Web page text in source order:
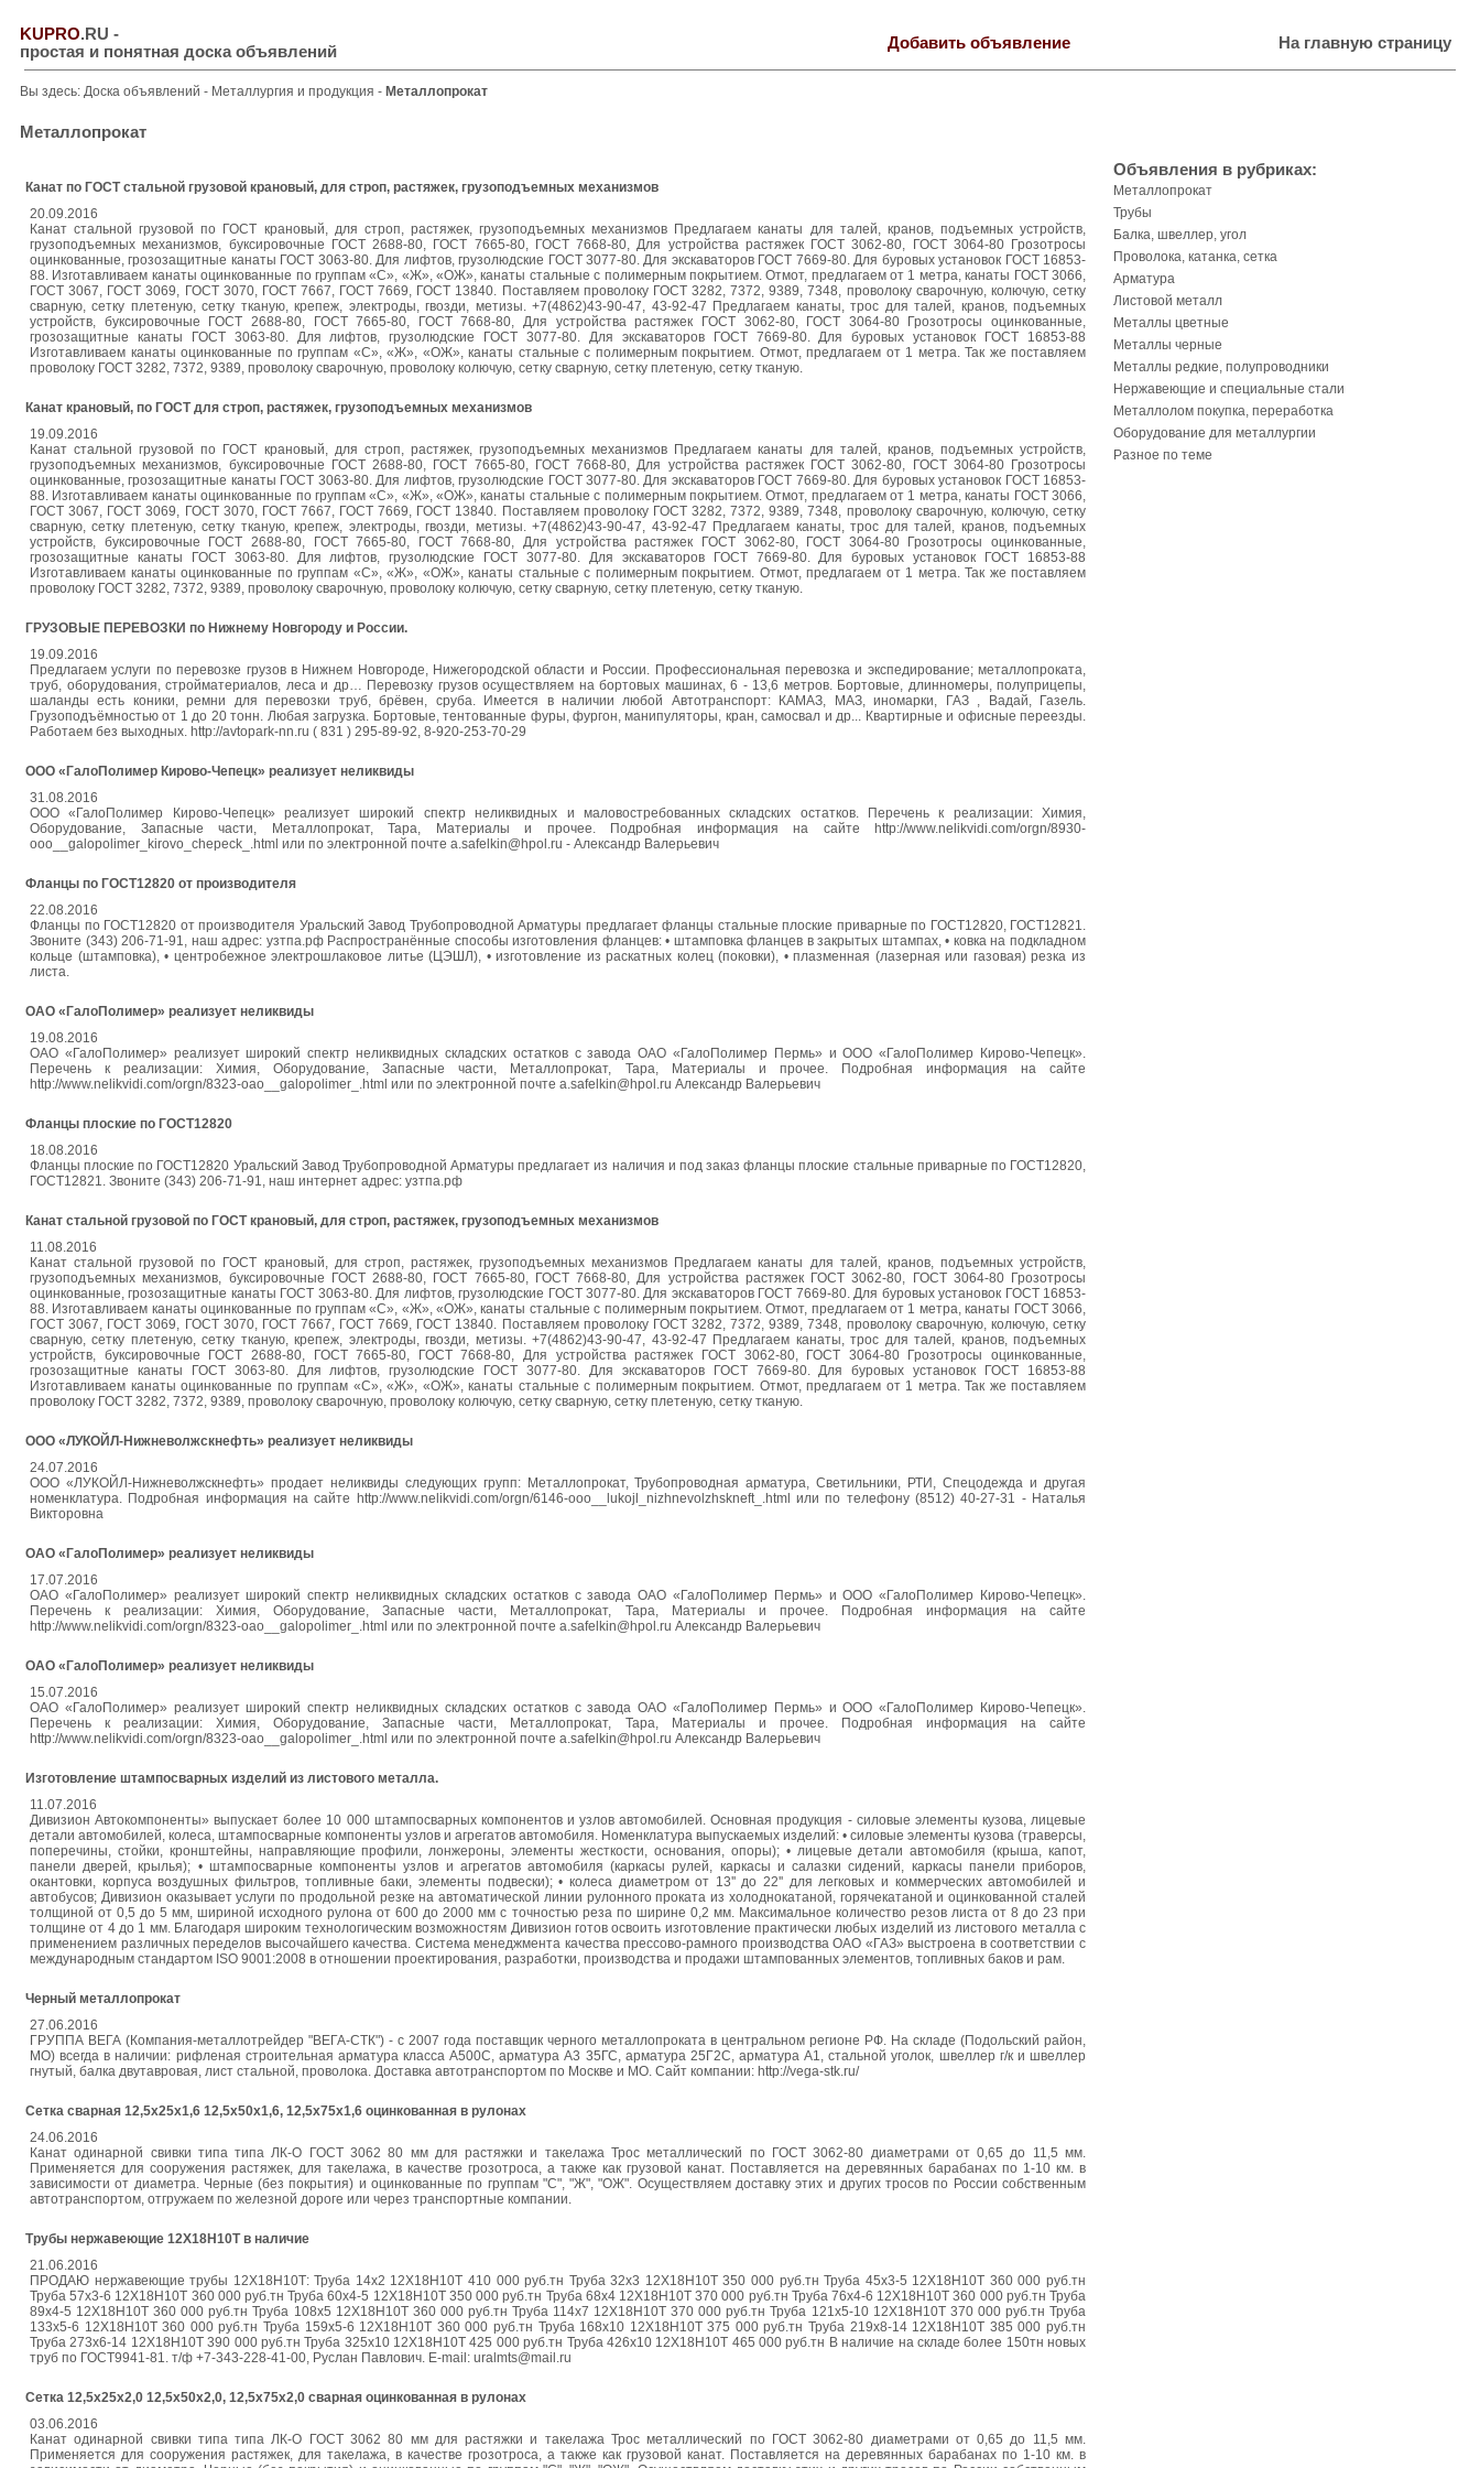
KUPRO.RU -
простая и понятная доска объявлений
Добавить объявление На главную страницу
Вы здесь: Доска объявлений - Металлургия и продукция - Металлопрокат
Металлопрокат
Канат по ГОСТ стальной грузовой крановый, для строп, растяжек, грузоподъемных механизмов
20.09.2016
Канат стальной грузовой по ГОСТ крановый, для строп, растяжек, грузоподъемных механизмов Предлагаем канаты для талей, кранов, подъемных устройств,
грузоподъемных механизмов, буксировочные ГОСТ 2688-80, ГОСТ 7665-80, ГОСТ 7668-80, Для устройства растяжек ГОСТ 3062-80, ГОСТ 3064-80 Грозотросы
оцинкованные, грозозащитные канаты ГОСТ 3063-80. Для лифтов, грузолюдские ГОСТ 3077-80. Для экскаваторов ГОСТ 7669-80. Для буровых установок ГОСТ 16853-
88. Изготавливаем канаты оцинкованные по группам «С», «Ж», «ОЖ», канаты стальные с полимерным покрытием. Отмот, предлагаем от 1 метра, канаты ГОСТ 3066,
ГОСТ 3067, ГОСТ 3069, ГОСТ 3070, ГОСТ 7667, ГОСТ 7669, ГОСТ 13840. Поставляем проволоку ГОСТ 3282, 7372, 9389, 7348, проволоку сварочную, колючую, сетку
сварную, сетку плетеную, сетку тканую, крепеж, электроды, гвозди, метизы. +7(4862)43-90-47, 43-92-47 Предлагаем канаты, трос для талей, кранов, подъемных
устройств, буксировочные ГОСТ 2688-80, ГОСТ 7665-80, ГОСТ 7668-80, Для устройства растяжек ГОСТ 3062-80, ГОСТ 3064-80 Грозотросы оцинкованные,
грозозащитные канаты ГОСТ 3063-80. Для лифтов, грузолюдские ГОСТ 3077-80. Для экскаваторов ГОСТ 7669-80. Для буровых установок ГОСТ 16853-88
Изготавливаем канаты оцинкованные по группам «С», «Ж», «ОЖ», канаты стальные с полимерным покрытием. Отмот, предлагаем от 1 метра. Так же поставляем
проволоку ГОСТ 3282, 7372, 9389, проволоку сварочную, проволоку колючую, сетку сварную, сетку плетеную, сетку тканую.
Канат крановый, по ГОСТ для строп, растяжек, грузоподъемных механизмов
19.09.2016
Канат стальной грузовой по ГОСТ крановый, для строп, растяжек, грузоподъемных механизмов Предлагаем канаты для талей, кранов, подъемных устройств,
грузоподъемных механизмов, буксировочные ГОСТ 2688-80, ГОСТ 7665-80, ГОСТ 7668-80, Для устройства растяжек ГОСТ 3062-80, ГОСТ 3064-80 Грозотросы
оцинкованные, грозозащитные канаты ГОСТ 3063-80. Для лифтов, грузолюдские ГОСТ 3077-80. Для экскаваторов ГОСТ 7669-80. Для буровых установок ГОСТ 16853-
88. Изготавливаем канаты оцинкованные по группам «С», «Ж», «ОЖ», канаты стальные с полимерным покрытием. Отмот, предлагаем от 1 метра, канаты ГОСТ 3066,
ГОСТ 3067, ГОСТ 3069, ГОСТ 3070, ГОСТ 7667, ГОСТ 7669, ГОСТ 13840. Поставляем проволоку ГОСТ 3282, 7372, 9389, 7348, проволоку сварочную, колючую, сетку
сварную, сетку плетеную, сетку тканую, крепеж, электроды, гвозди, метизы. +7(4862)43-90-47, 43-92-47 Предлагаем канаты, трос для талей, кранов, подъемных
устройств, буксировочные ГОСТ 2688-80, ГОСТ 7665-80, ГОСТ 7668-80, Для устройства растяжек ГОСТ 3062-80, ГОСТ 3064-80 Грозотросы оцинкованные,
грозозащитные канаты ГОСТ 3063-80. Для лифтов, грузолюдские ГОСТ 3077-80. Для экскаваторов ГОСТ 7669-80. Для буровых установок ГОСТ 16853-88
Изготавливаем канаты оцинкованные по группам «С», «Ж», «ОЖ», канаты стальные с полимерным покрытием. Отмот, предлагаем от 1 метра. Так же поставляем
проволоку ГОСТ 3282, 7372, 9389, проволоку сварочную, проволоку колючую, сетку сварную, сетку плетеную, сетку тканую.
ГРУЗОВЫЕ ПЕРЕВОЗКИ по Нижнему Новгороду и России.
19.09.2016
Предлагаем услуги по перевозке грузов в Нижнем Новгороде, Нижегородской области и России. Профессиональная перевозка и экспедирование; металлопроката,
труб, оборудования, стройматериалов, леса и др… Перевозку грузов осуществляем на бортовых машинах, 6 - 13,6 метров. Бортовые, длинномеры, полуприцепы,
шаланды есть коники, ремни для перевозки труб, брёвен, сруба. Имеется в наличии любой Автотранспорт: КАМАЗ, МАЗ, иномарки, ГАЗ , Вадай, Газель.
Грузоподъёмностью от 1 до 20 тонн. Любая загрузка. Бортовые, тентованные фуры, фургон, манипуляторы, кран, самосвал и др... Квартирные и офисные переезды.
Работаем без выходных. http://avtopark-nn.ru ( 831 ) 295-89-92, 8-920-253-70-29
ООО «ГалоПолимер Кирово-Чепецк» реализует неликвиды
31.08.2016
ООО «ГалоПолимер Кирово-Чепецк» реализует широкий спектр неликвидных и маловостребованных складских остатков. Перечень к реализации: Химия,
Оборудование, Запасные части, Металлопрокат, Тара, Материалы и прочее. Подробная информация на сайте http://www.nelikvidi.com/orgn/8930-
ooo__galopolimer_kirovo_chepeck_.html или по электронной почте a.safelkin@hpol.ru - Александр Валерьевич
Фланцы по ГОСТ12820 от производителя
22.08.2016
Фланцы по ГОСТ12820 от производителя Уральский Завод Трубопроводной Арматуры предлагает фланцы стальные плоские приварные по ГОСТ12820, ГОСТ12821.
Звоните (343) 206-71-91, наш адрес: узтпа.рф Распространённые способы изготовления фланцев: • штамповка фланцев в закрытых штампах, • ковка на подкладном
кольце (штамповка), • центробежное электрошлаковое литье (ЦЭШЛ), • изготовление из раскатных колец (поковки), • плазменная (лазерная или газовая) резка из
листа.
ОАО «ГалоПолимер» реализует неликвиды
19.08.2016
ОАО «ГалоПолимер» реализует широкий спектр неликвидных складских остатков с завода ОАО «ГалоПолимер Пермь» и ООО «ГалоПолимер Кирово-Чепецк».
Перечень к реализации: Химия, Оборудование, Запасные части, Металлопрокат, Тара, Материалы и прочее. Подробная информация на сайте
http://www.nelikvidi.com/orgn/8323-oao__galopolimer_.html или по электронной почте a.safelkin@hpol.ru Александр Валерьевич
Фланцы плоские по ГОСТ12820
18.08.2016
Фланцы плоские по ГОСТ12820 Уральский Завод Трубопроводной Арматуры предлагает из наличия и под заказ фланцы плоские стальные приварные по ГОСТ12820,
ГОСТ12821. Звоните (343) 206-71-91, наш интернет адрес: узтпа.рф
Канат стальной грузовой по ГОСТ крановый, для строп, растяжек, грузоподъемных механизмов
11.08.2016
Канат стальной грузовой по ГОСТ крановый, для строп, растяжек, грузоподъемных механизмов Предлагаем канаты для талей, кранов, подъемных устройств,
грузоподъемных механизмов, буксировочные ГОСТ 2688-80, ГОСТ 7665-80, ГОСТ 7668-80, Для устройства растяжек ГОСТ 3062-80, ГОСТ 3064-80 Грозотросы
оцинкованные, грозозащитные канаты ГОСТ 3063-80. Для лифтов, грузолюдские ГОСТ 3077-80. Для экскаваторов ГОСТ 7669-80. Для буровых установок ГОСТ 16853-
88. Изготавливаем канаты оцинкованные по группам «С», «Ж», «ОЖ», канаты стальные с полимерным покрытием. Отмот, предлагаем от 1 метра, канаты ГОСТ 3066,
ГОСТ 3067, ГОСТ 3069, ГОСТ 3070, ГОСТ 7667, ГОСТ 7669, ГОСТ 13840. Поставляем проволоку ГОСТ 3282, 7372, 9389, 7348, проволоку сварочную, колючую, сетку
сварную, сетку плетеную, сетку тканую, крепеж, электроды, гвозди, метизы. +7(4862)43-90-47, 43-92-47 Предлагаем канаты, трос для талей, кранов, подъемных
устройств, буксировочные ГОСТ 2688-80, ГОСТ 7665-80, ГОСТ 7668-80, Для устройства растяжек ГОСТ 3062-80, ГОСТ 3064-80 Грозотросы оцинкованные,
грозозащитные канаты ГОСТ 3063-80. Для лифтов, грузолюдские ГОСТ 3077-80. Для экскаваторов ГОСТ 7669-80. Для буровых установок ГОСТ 16853-88
Изготавливаем канаты оцинкованные по группам «С», «Ж», «ОЖ», канаты стальные с полимерным покрытием. Отмот, предлагаем от 1 метра. Так же поставляем
проволоку ГОСТ 3282, 7372, 9389, проволоку сварочную, проволоку колючую, сетку сварную, сетку плетеную, сетку тканую.
ООО «ЛУКОЙЛ-Нижневолжскнефть» реализует неликвиды
24.07.2016
ООО «ЛУКОЙЛ-Нижневолжскнефть» продает неликвиды следующих групп: Металлопрокат, Трубопроводная арматура, Светильники, РТИ, Спецодежда и другая
номенклатура. Подробная информация на сайте http://www.nelikvidi.com/orgn/6146-ooo__lukojl_nizhnevolzhskneft_.html или по телефону (8512) 40-27-31 - Наталья
Викторовна
ОАО «ГалоПолимер» реализует неликвиды
17.07.2016
ОАО «ГалоПолимер» реализует широкий спектр неликвидных складских остатков с завода ОАО «ГалоПолимер Пермь» и ООО «ГалоПолимер Кирово-Чепецк».
Перечень к реализации: Химия, Оборудование, Запасные части, Металлопрокат, Тара, Материалы и прочее. Подробная информация на сайте
http://www.nelikvidi.com/orgn/8323-oao__galopolimer_.html или по электронной почте a.safelkin@hpol.ru Александр Валерьевич
ОАО «ГалоПолимер» реализует неликвиды
15.07.2016
ОАО «ГалоПолимер» реализует широкий спектр неликвидных складских остатков с завода ОАО «ГалоПолимер Пермь» и ООО «ГалоПолимер Кирово-Чепецк».
Перечень к реализации: Химия, Оборудование, Запасные части, Металлопрокат, Тара, Материалы и прочее. Подробная информация на сайте
http://www.nelikvidi.com/orgn/8323-oao__galopolimer_.html или по электронной почте a.safelkin@hpol.ru Александр Валерьевич
Изготовление штампосварных изделий из листового металла.
11.07.2016
Дивизион Автокомпоненты» выпускает более 10 000 штампосварных компонентов и узлов автомобилей. Основная продукция - силовые элементы кузова, лицевые
детали автомобилей, колеса, штампосварные компоненты узлов и агрегатов автомобиля. Номенклатура выпускаемых изделий: • силовые элементы кузова (траверсы,
поперечины, стойки, кронштейны, направляющие профили, лонжероны, элементы жесткости, основания, опоры); • лицевые детали автомобиля (крыша, капот,
панели дверей, крылья); • штампосварные компоненты узлов и агрегатов автомобиля (каркасы рулей, каркасы и салазки сидений, каркасы панели приборов,
окантовки, корпуса воздушных фильтров, топливные баки, элементы подвески); • колеса диаметром от 13'' до 22'' для легковых и коммерческих автомобилей и
автобусов; Дивизион оказывает услуги по продольной резке на автоматической линии рулонного проката из холоднокатаной, горячекатаной и оцинкованной сталей
толщиной от 0,5 до 5 мм, шириной исходного рулона от 600 до 2000 мм с точностью реза по ширине 0,2 мм. Максимальное количество резов листа от 8 до 23 при
толщине от 4 до 1 мм. Благодаря широким технологическим возможностям Дивизион готов освоить изготовление практически любых изделий из листового металла с
применением различных переделов высочайшего качества. Система менеджмента качества прессово-рамного производства ОАО «ГАЗ» выстроена в соответствии с
международным стандартом ISO 9001:2008 в отношении проектирования, разработки, производства и продажи штампованных элементов, топливных баков и рам.
Черный металлопрокат
27.06.2016
ГРУППА ВЕГА (Компания-металлотрейдер "ВЕГА-СТК") - с 2007 года поставщик черного металлопроката в центральном регионе РФ. На складе (Подольский район,
МО) всегда в наличии: рифленая строительная арматура класса А500С, арматура А3 35ГС, арматура 25Г2С, арматура А1, стальной уголок, швеллер г/к и швеллер
гнутый, балка двутавровая, лист стальной, проволока. Доставка автотранспортом по Москве и МО. Сайт компании: http://vega-stk.ru/
Сетка сварная 12,5х25х1,6 12,5х50х1,6, 12,5х75х1,6 оцинкованная в рулонах
24.06.2016
Канат одинарной свивки типа типа ЛК-О ГОСТ 3062 80 мм для растяжки и такелажа Трос металлический по ГОСТ 3062-80 диаметрами от 0,65 до 11,5 мм.
Применяется для сооружения растяжек, для такелажа, в качестве грозотроса, а также как грузовой канат. Поставляется на деревянных барабанах по 1-10 км. в
зависимости от диаметра. Черные (без покрытия) и оцинкованные по группам "С", "Ж", "ОЖ". Осуществляем доставку этих и других тросов по России собственным
автотранспортом, отгружаем по железной дороге или через транспортные компании.
Трубы нержавеющие 12Х18Н10Т в наличие
21.06.2016
ПРОДАЮ нержавеющие трубы 12Х18Н10Т: Труба 14х2 12Х18Н10Т 410 000 руб.тн Труба 32х3 12Х18Н10Т 350 000 руб.тн Труба 45х3-5 12Х18Н10Т 360 000 руб.тн
Труба 57х3-6 12Х18Н10Т 360 000 руб.тн Труба 60х4-5 12Х18Н10Т 350 000 руб.тн Труба 68х4 12Х18Н10Т 370 000 руб.тн Труба 76х4-6 12Х18Н10Т 360 000 руб.тн Труба
89х4-5 12Х18Н10Т 360 000 руб.тн Труба 108х5 12Х18Н10Т 360 000 руб.тн Труба 114х7 12Х18Н10Т 370 000 руб.тн Труба 121х5-10 12Х18Н10Т 370 000 руб.тн Труба
133х5-6 12Х18Н10Т 360 000 руб.тн Труба 159х5-6 12Х18Н10Т 360 000 руб.тн Труба 168х10 12Х18Н10Т 375 000 руб.тн Труба 219х8-14 12Х18Н10Т 385 000 руб.тн
Труба 273х6-14 12Х18Н10Т 390 000 руб.тн Труба 325х10 12Х18Н10Т 425 000 руб.тн Труба 426х10 12Х18Н10Т 465 000 руб.тн В наличие на складе более 150тн новых
труб по ГОСТ9941-81. т/ф +7-343-228-41-00, Руслан Павлович. E-mail: uralmts@mail.ru
Сетка 12,5х25х2,0 12,5х50х2,0, 12,5х75х2,0 сварная оцинкованная в рулонах
03.06.2016
Канат одинарной свивки типа типа ЛК-О ГОСТ 3062 80 мм для растяжки и такелажа Трос металлический по ГОСТ 3062-80 диаметрами от 0,65 до 11,5 мм.
Применяется для сооружения растяжек, для такелажа, в качестве грозотроса, а также как грузовой канат. Поставляется на деревянных барабанах по 1-10 км. в
Объявления в рубриках:
Металлопрокат
Трубы
Балка, швеллер, угол
Проволока, катанка, сетка
Арматура
Листовой металл
Металлы цветные
Металлы черные
Металлы редкие, полупроводники
Нержавеющие и специальные стали
Металлолом покупка, переработка
Оборудование для металлургии
Разное по теме